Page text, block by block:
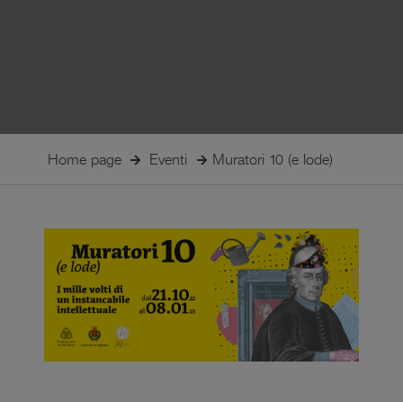
Home page Eventi Muratori 10 (e lode)